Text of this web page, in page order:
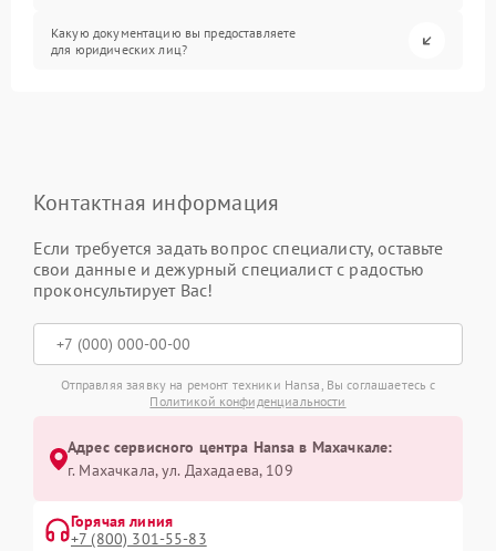
Какую документацию вы предоставляете
для юридических лиц?
Контактная информация
Если требуется задать вопрос специалисту, оставьте
свои данные и дежурный специалист с радостью
проконсультирует Вас!
Отправляя заявку на ремонт техники Hansa, Вы соглашаетесь с
Политикой конфиденциальности
Адрес сервисного центра Hansa в Махачкале:
г. Махачкала, ул. Дахадаева, 109
Горячая линия
+7 (800) 301-55-83